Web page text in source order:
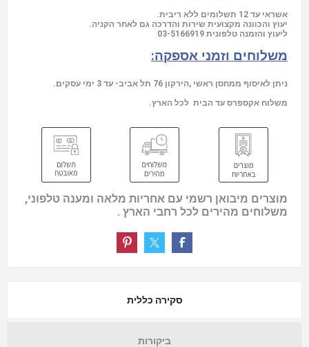
אשראי עד 12 תשלומים ללא ריבית.
יעוץ והכוונה מקצועית שירות והדרכה גם לאחר הקניה.
ליעוץ והזמנה טלפונית 03-5166919
משלוחים וזמני אספקה:
ניתן לאיסוף ממחסן ראשי ,הירקון 76 תל אביב- עד 3 ימי עסקים.
משלוח אקספרס עד הבית לכל הארץ.
מוצרים מיבואן רשמי עם אחריות מלאה ומענה טלפוני,
משלוחים מהירים לכל רחבי הארץ .
סקירה כללית
ביקורות